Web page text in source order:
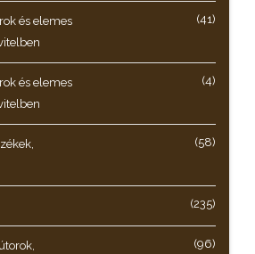
és elemes
(41)
és elemes
(4)
(58)
(235)
(96)